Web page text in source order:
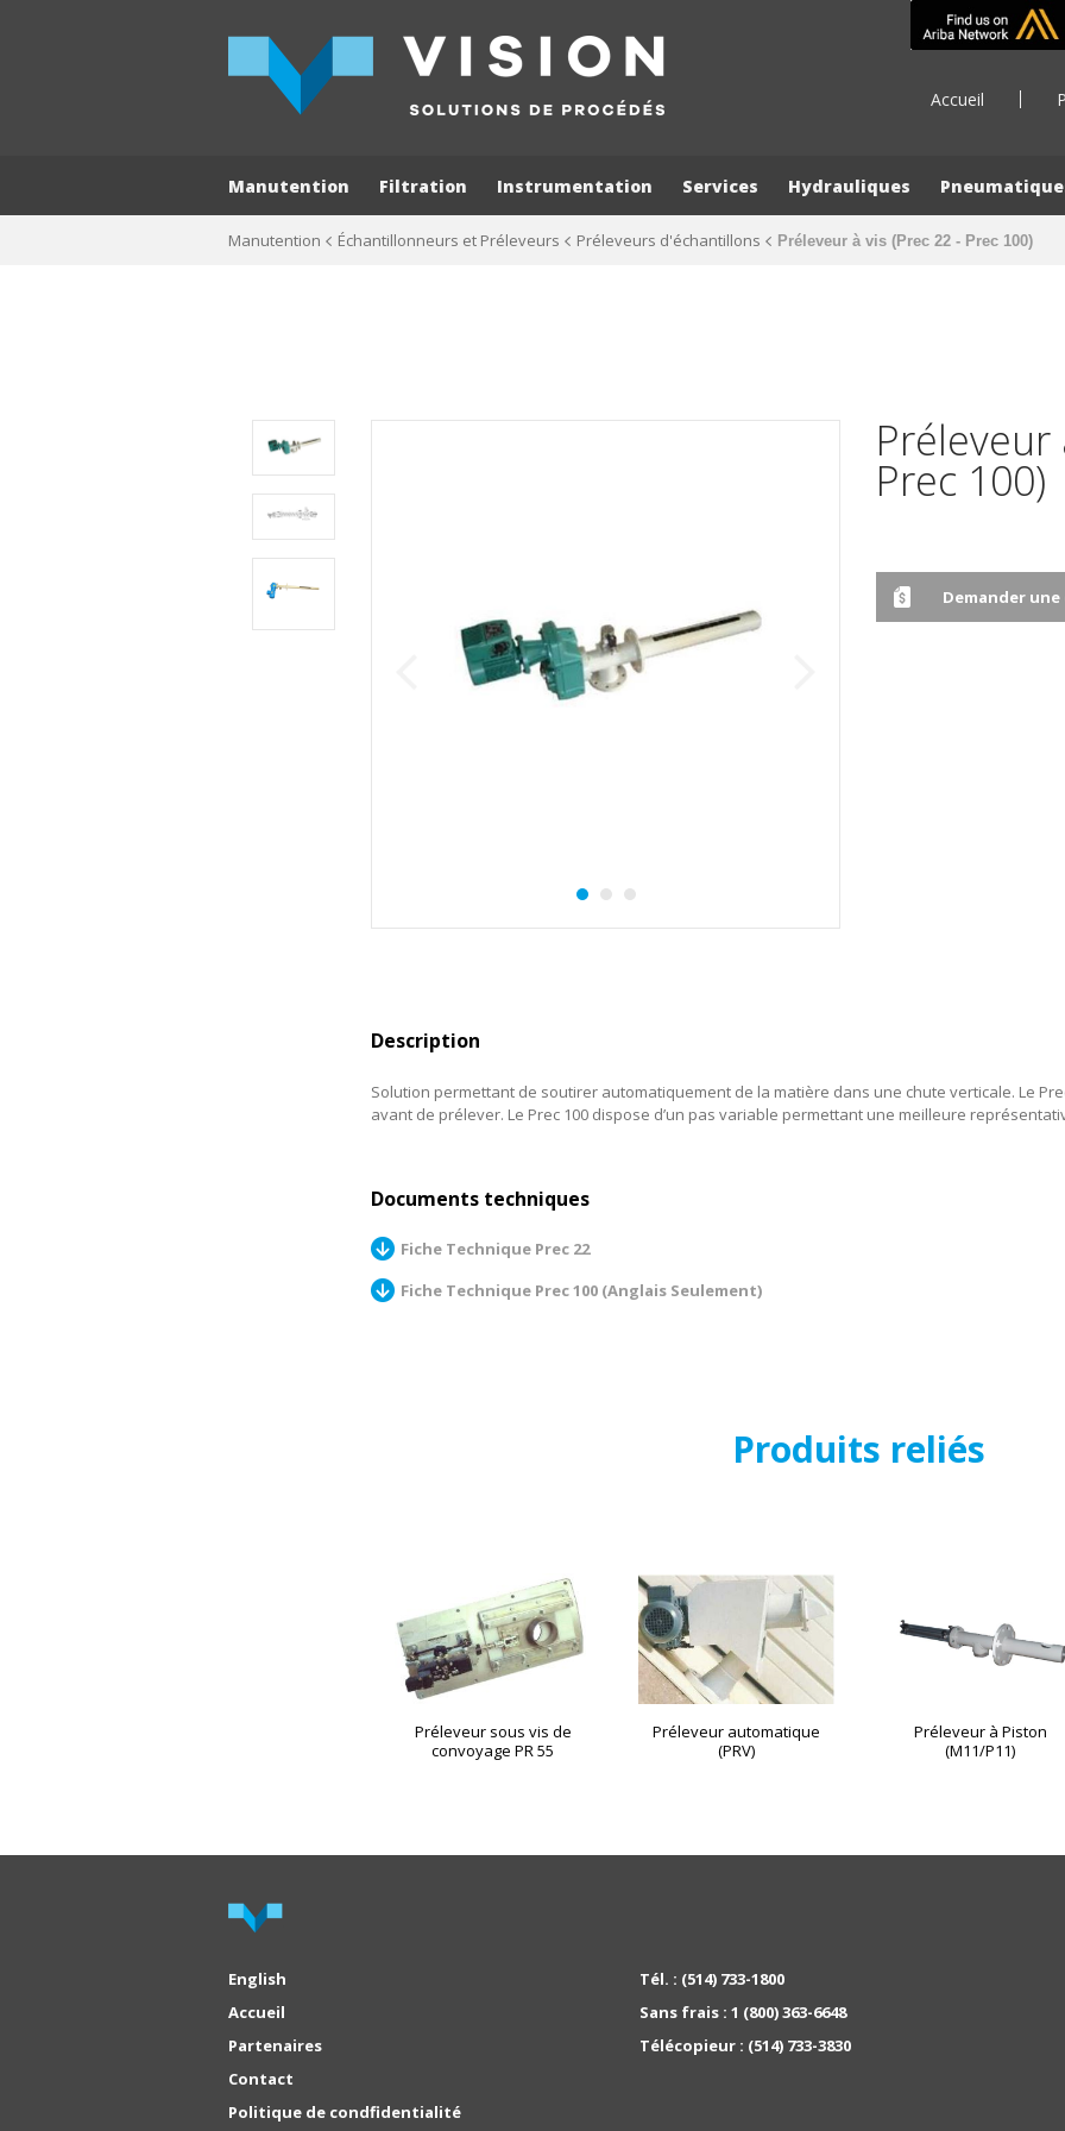
Accueil
Manutention Filtration Instrumentation Services Hydrauliques
Manutention Échantillonneurs et Préleveurs Préleveurs d'échantillons Préleveur à vis (Prec 22 - Prec 100)
Préleveur
Prec 100)
Demander
Description
Solution permettant de soutirer automatiquement de la matière dans une chute verticale. Le
avant de prélever. Le Prec 100 dispose d’un pas variable permettant une meilleure
Documents techniques
Fiche Technique Prec 22
Fiche Technique Prec 100 (Anglais Seulement)
Produits reliés
Préleveur sous vis de
convoyage PR 55
Préleveur automatique
(PRV)
Préleveur à Piston
(M11/P11)
English
Accueil
Partenaires
Contact
Politique de condfidentialité
Tél. : (514) 733-1800
Sans frais : 1 (800) 363-6648
Télécopieur : (514) 733-3830